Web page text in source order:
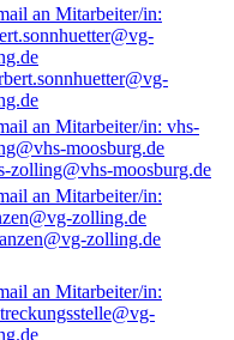
zolling@vhs-moosburg.de
zolling.de